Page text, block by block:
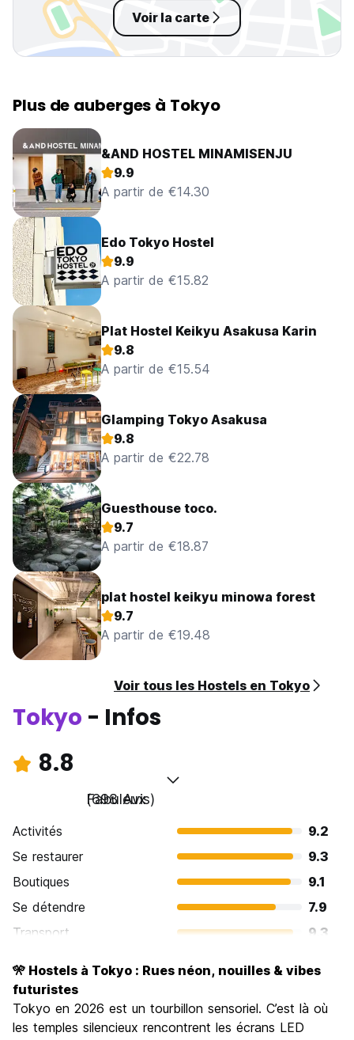
Voir la carte
Plus de auberges à Tokyo
&AND HOSTEL MINAMISENJU
9.9
A partir de €14.30
Edo Tokyo Hostel
9.9
A partir de €15.82
Plat Hostel Keikyu Asakusa Karin
9.8
A partir de €15.54
Glamping Tokyo Asakusa
9.8
A partir de €22.78
Guesthouse toco.
9.7
A partir de €18.87
plat hostel keikyu minowa forest
9.7
A partir de €19.48
Voir tous les Hostels en Tokyo
Tokyo - Infos
8.8
Fabuleux
(698 Avis)
Activités
9.2
Se restaurer
9.3
Boutiques
9.1
Se détendre
7.9
Transport
9.3
Culture
Sortir le soir / faire la fête
8.5
Bonnes affaires
🎌 Hostels à Tokyo : Rues néon, nouilles & vibes
futuristes
Tokyo en 2026 est un tourbillon sensoriel. C’est là où
les temples silencieux rencontrent les écrans LED